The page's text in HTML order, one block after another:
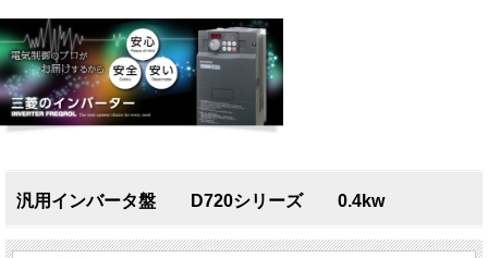
汎用インバータ盤 D720シリーズ 0.4kw